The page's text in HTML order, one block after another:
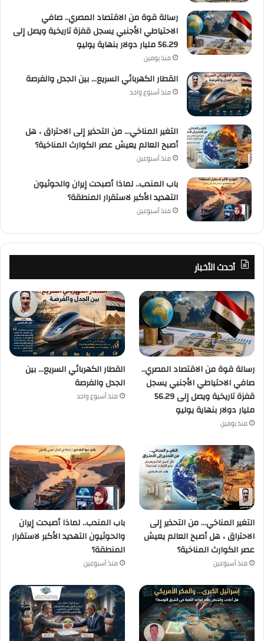
رسالة قوة من الاقتصاد المصري.. صافي
الاحتياطي الأجنبي يسجل قفزة تاريخية ويصل إلى
56.29 مليار دولار بنهاية يوليو
منذ يومين
القطار الكهربائي السريع… بين الجدل والفرصة
منذ أسبوع واحد
التغير المناخي… من التحذير إلى الاحتراق ، هل
أصبح العالم يعيش عصر الكوارث المناخية؟
منذ أسبوعين
باب المندب.. لماذا أصبحت إيران والحوثيون
التهديد الأكبر لاستقرار المنطقة؟
منذ أسبوعين
أحدث الأخبار
رسالة قوة من الاقتصاد المصري..
صافي الاحتياطي الأجنبي يسجل
قفزة تاريخية ويصل إلى 56.29
مليار دولار بنهاية يوليو
منذ يومين
القطار الكهربائي السريع… بين
الجدل والفرصة
منذ أسبوع واحد
التغير المناخي… من التحذير إلى
الاحتراق ، هل أصبح العالم يعيش
عصر الكوارث المناخية؟
منذ أسبوعين
باب المندب.. لماذا أصبحت إيران
والحوثيون التهديد الأكبر لاستقرار
المنطقة؟
منذ أسبوعين